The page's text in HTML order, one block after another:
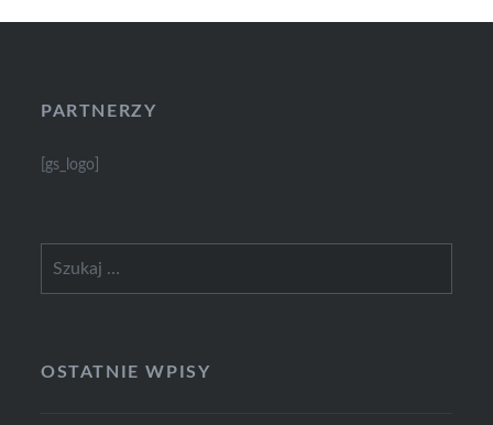
PARTNERZY
[gs_logo]
OSTATNIE WPISY